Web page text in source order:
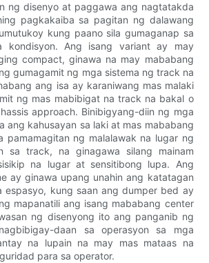
ng disenyo at paggawa ang nagtatakda
pagkakaiba sa pagitan ng dalawang
kung paano sila gumaganap sa
kondisyon. Ang isang variant ay may
compact, ginawa na may mababang
gumagamit ng mga sistema ng track na
ang isa ay karaniwang mas malaki
ng mas mabibigat na track na bakal o
approach. Binibigyang-diin ng mga
ang kahusayan sa laki at mas mababang
pamamagitan ng malalawak na lugar ng
sa track, na ginagawa silang mainam
na lugar at sensitibong lupa. Ang
ay ginawa upang unahin ang katatagan
espasyo, kung saan ang dumper bed ay
mapanatili ang isang mababang center
ng disenyong ito ang panganib ng
daan sa operasyon sa mga
na lupain na may mas mataas na
para sa operator.